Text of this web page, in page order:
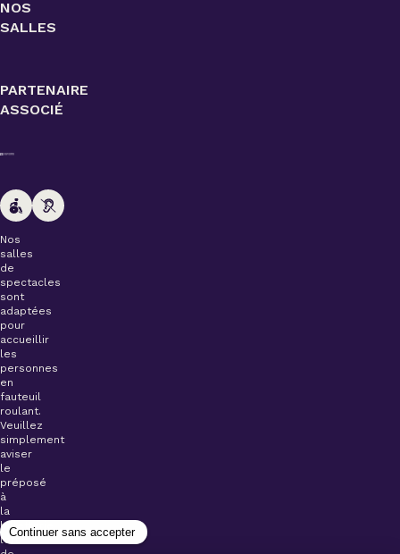
NOS
SALLES
PARTENAIRE
ASSOCIÉ
Nos
salles
de
spectacles
sont
adaptées
pour
accueillir
les
personnes
en
fauteuil
roulant.
Veuillez
simplement
aviser
le
préposé
à
la
billetterie
lors